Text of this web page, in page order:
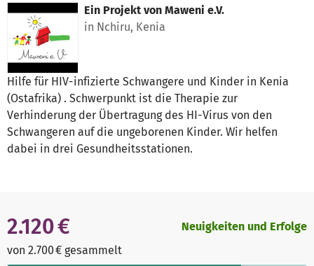
Ein Projekt von Maweni e.V.
in Nchiru, Kenia
Hilfe für HIV-infizierte Schwangere und Kinder in Kenia
(Ostafrika) . Schwerpunkt ist die Therapie zur
Verhinderung der Übertragung des HI-Virus von den
Schwangeren auf die ungeborenen Kinder. Wir helfen
dabei in drei Gesundheitsstationen.
2.120 €
von 2.700 € gesammelt
Neuigkeiten und Erfolge